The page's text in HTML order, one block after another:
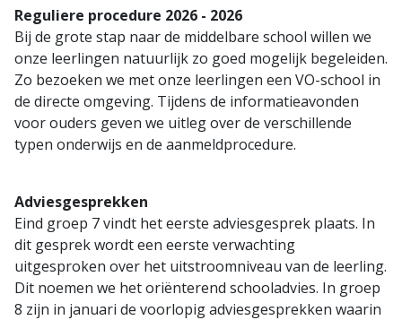
Reguliere procedure 2026 - 2026
Bij de grote stap naar de middelbare school willen we
onze leerlingen natuurlijk zo goed mogelijk begeleiden.
Zo bezoeken we met onze leerlingen een VO-school in
de directe omgeving. Tijdens de informatieavonden
voor ouders geven we uitleg over de verschillende
typen onderwijs en de aanmeldprocedure.
Adviesgesprekken
Eind groep 7 vindt het eerste adviesgesprek plaats. In
dit gesprek wordt een eerste verwachting
uitgesproken over het uitstroomniveau van de leerling.
Dit noemen we het oriënterend schooladvies. In groep
8 zijn in januari de voorlopig adviesgesprekken waarin